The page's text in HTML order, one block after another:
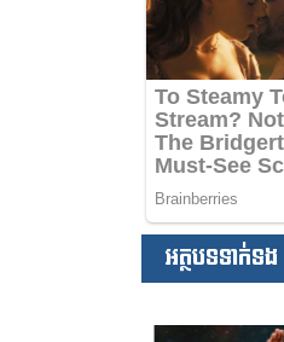
អត្ថបទទាក់ទង